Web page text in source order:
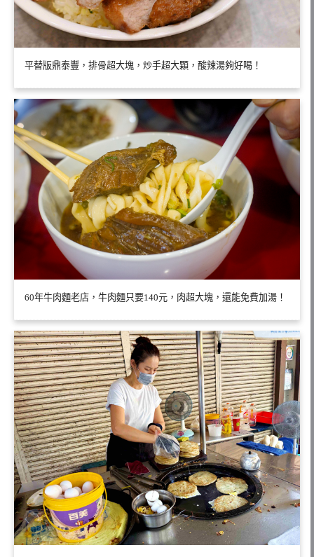
平替版鼎泰豐，排骨超大塊，炒手超大顆，酸辣湯夠好喝！
60年牛肉麵老店，牛肉麵只要140元，肉超大塊，還能免費加湯！